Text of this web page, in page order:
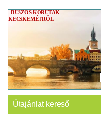
BUSZOS KÖRUTAK
KECSKEMÉTRŐL
Útajánlat kereső